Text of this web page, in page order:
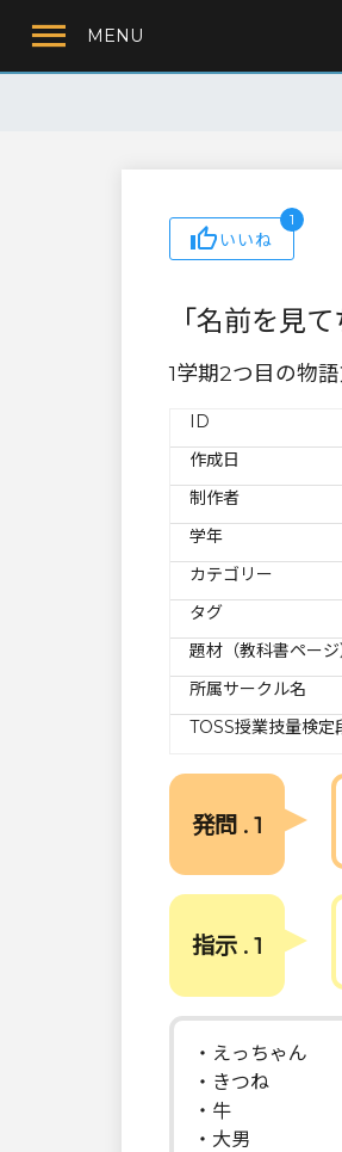
MENU
いいね
1
「名前を見
1学期2つ目の物
ID
作成日
制作者
学年
カテゴリー
タグ
題材（教科書ページ
所属サークル名
TOSS授業技量検定
発問 . 1
指示 . 1
・えっちゃん
・きつね
・牛
・大男